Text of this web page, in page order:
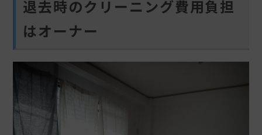
退去時のクリーニング費用負担
はオーナー